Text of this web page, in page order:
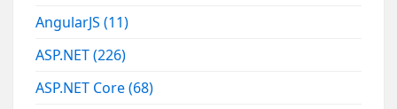
AngularJS(11)
ASP.NET(226)
ASP.NET Core(68)